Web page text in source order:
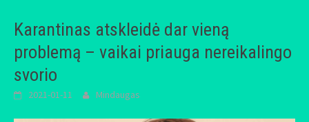
Karantinas atskleidė dar vieną
problemą – vaikai priauga nereikalingo
svorio
2021-01-11 Mindaugas